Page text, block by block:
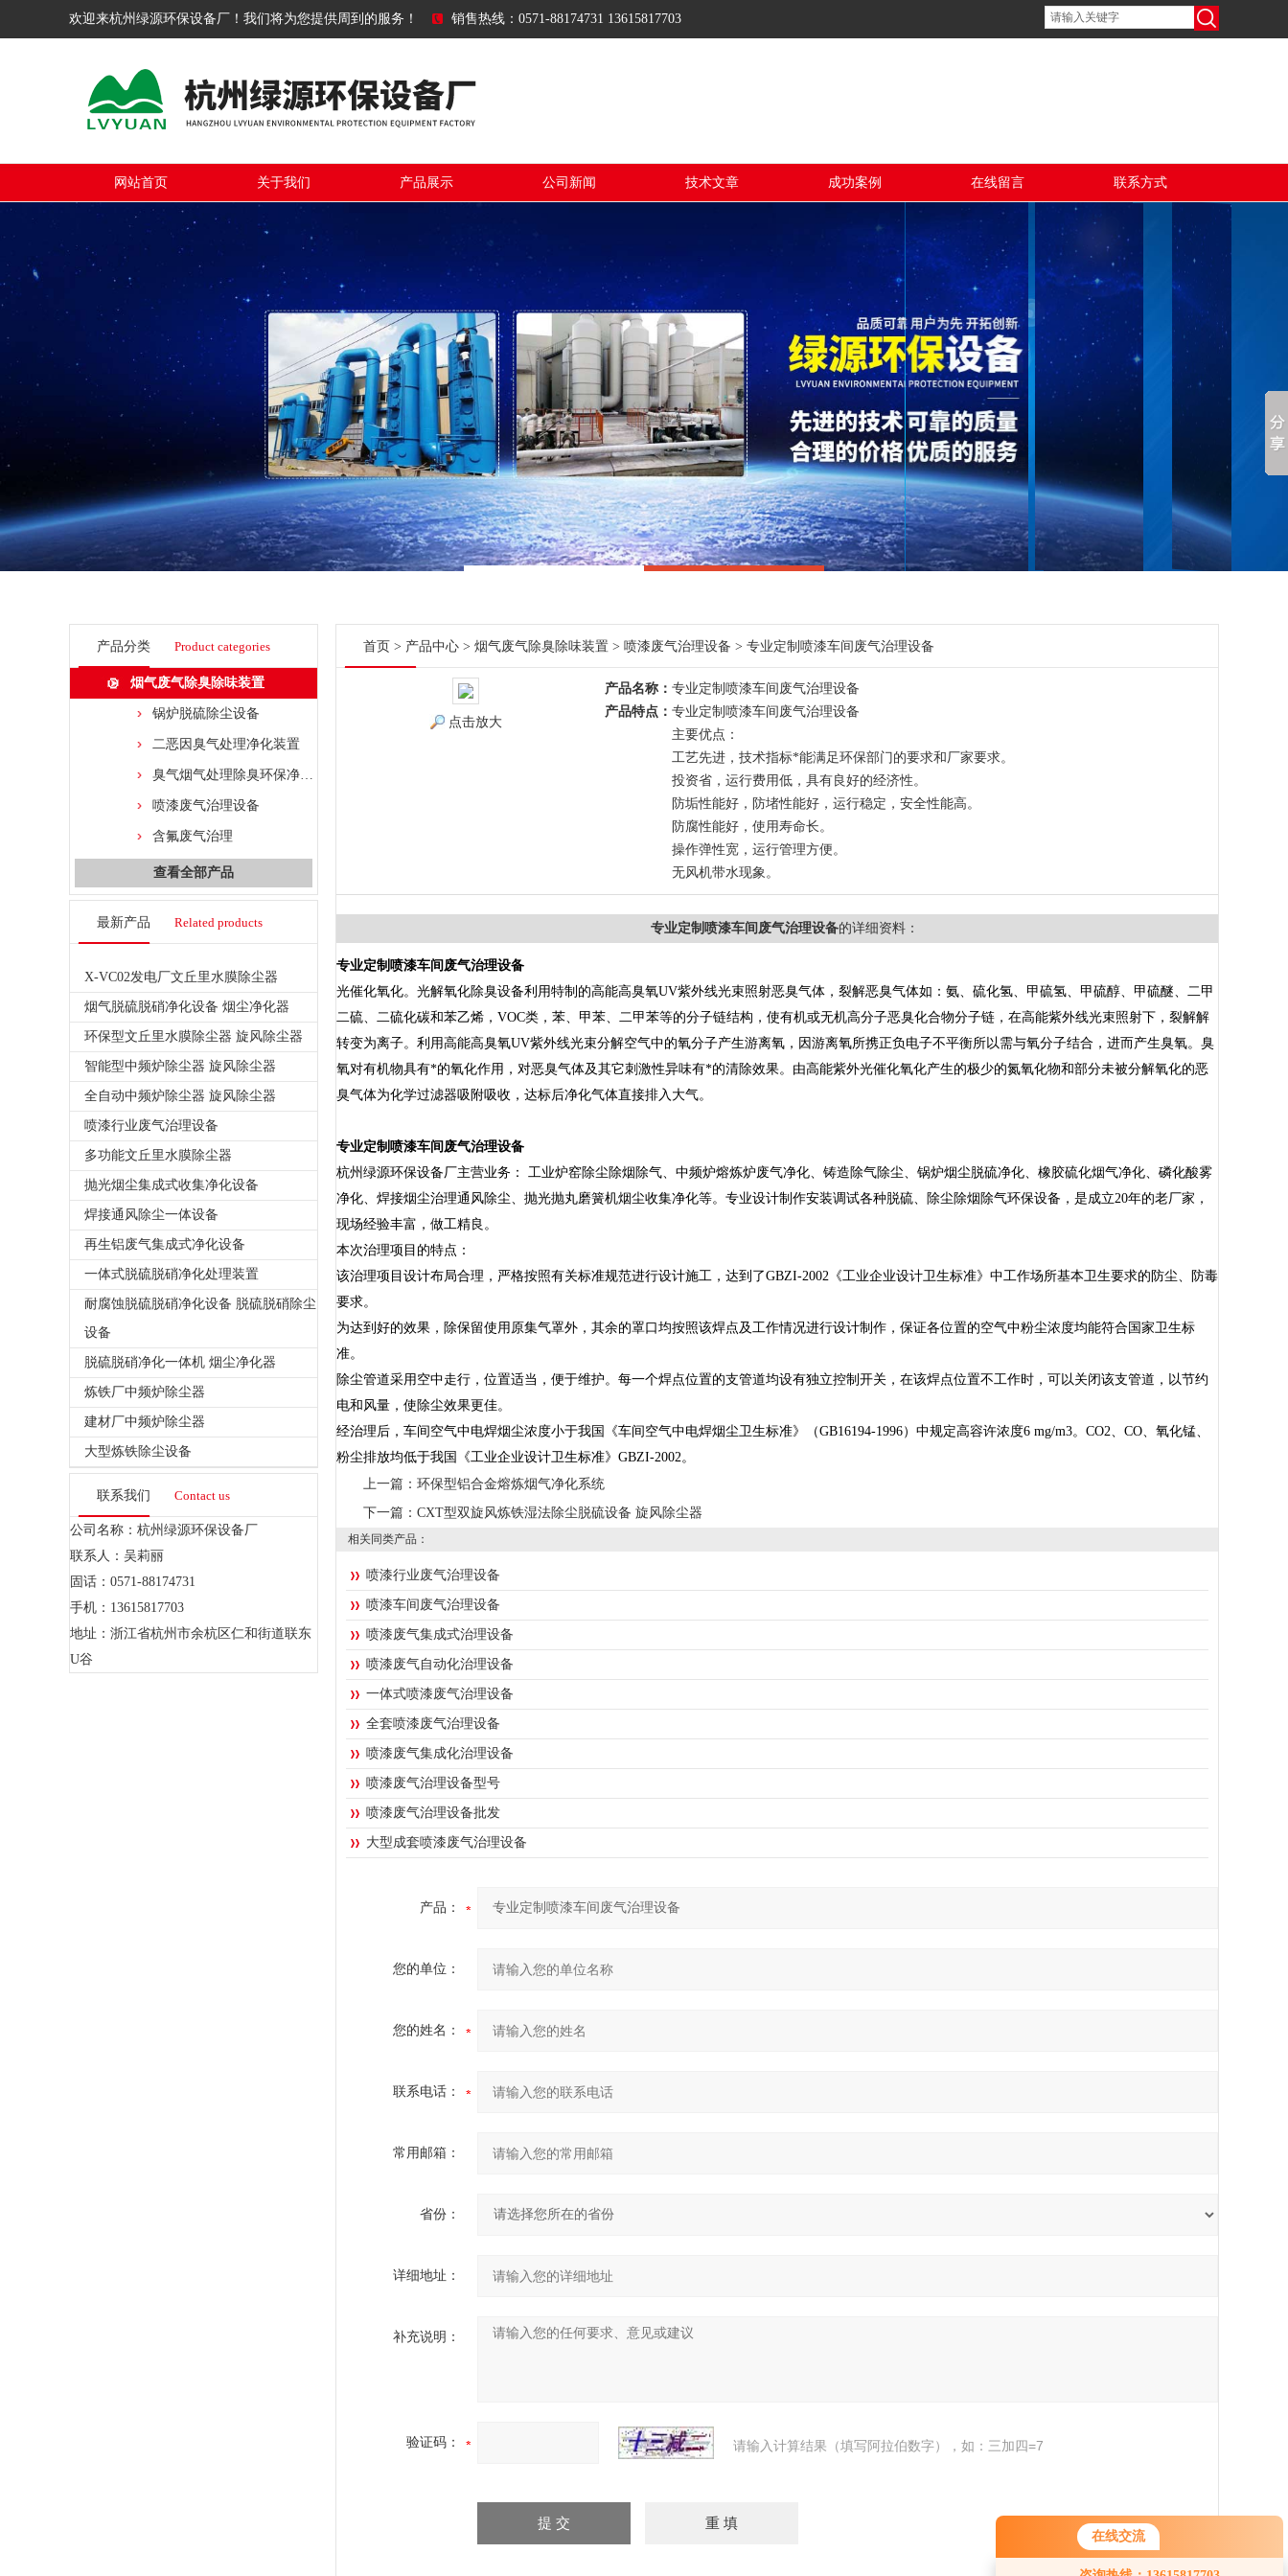
在线交流
您好！欢迎前来咨询，很高兴为您
欢迎来杭州绿源环保设备厂！我们将为您提供周到的服务！ 销售热线：0571-88174731 13615817703
网站首页 关于我们 产品展示 公司新闻 技术文章 成功案例 在线留言 联系方式
产品分类 Product categories
烟气废气除臭除味装置
锅炉脱硫除尘设备
二恶因臭气处理净化装置
臭气烟气处理除臭环保净化装置
喷漆废气治理设备
含氟废气治理
查看全部产品
最新产品 Related products
X-VC02发电厂文丘里水膜除尘器
烟气脱硫脱硝净化设备 烟尘净化器
环保型文丘里水膜除尘器 旋风除尘器
智能型中频炉除尘器 旋风除尘器
全自动中频炉除尘器 旋风除尘器
喷漆行业废气治理设备
多功能文丘里水膜除尘器
抛光烟尘集成式收集净化设备
焊接通风除尘一体设备
再生铝废气集成式净化设备
一体式脱硫脱硝净化处理装置
耐腐蚀脱硫脱硝净化设备 脱硫脱硝除尘
设备
脱硫脱硝净化一体机 烟尘净化器
炼铁厂中频炉除尘器
建材厂中频炉除尘器
大型炼铁除尘设备
联系我们 Contact us
公司名称：杭州绿源环保设备厂
联系人：吴莉丽
固话：0571-88174731
手机：13615817703
地址：浙江省杭州市余杭区仁和街道联东
U谷
首页 > 产品中心 > 烟气废气除臭除味装置 > 喷漆废气治理设备 > 专业定制喷漆车间废气治理设备
点击放大
产品名称： 专业定制喷漆车间废气治理设备
产品特点： 专业定制喷漆车间废气治理设备
主要优点：
工艺先进，技术指标*能满足环保部门的要求和厂家要求。
投资省，运行费用低，具有良好的经济性。
防垢性能好，防堵性能好，运行稳定，安全性能高。
防腐性能好，使用寿命长。
操作弹性宽，运行管理方便。
无风机带水现象。
专业定制喷漆车间废气治理设备的详细资料：
专业定制喷漆车间废气治理设备
光催化氧化。光解氧化除臭设备利用特制的高能高臭氧UV紫外线光束照射恶臭气体，裂解恶臭气体如：氨、硫化氢、甲硫氢、甲硫醇、甲硫醚、二甲
二硫、二硫化碳和苯乙烯，VOC类，苯、甲苯、二甲苯等的分子链结构，使有机或无机高分子恶臭化合物分子链，在高能紫外线光束照射下，裂解解
转变为离子。利用高能高臭氧UV紫外线光束分解空气中的氧分子产生游离氧，因游离氧所携正负电子不平衡所以需与氧分子结合，进而产生臭氧。臭
氧对有机物具有*的氧化作用，对恶臭气体及其它刺激性异味有*的清除效果。由高能紫外光催化氧化产生的极少的氮氧化物和部分未被分解氧化的恶
臭气体为化学过滤器吸附吸收，达标后净化气体直接排入大气。
专业定制喷漆车间废气治理设备
杭州绿源环保设备厂主营业务： 工业炉窑除尘除烟除气、中频炉熔炼炉废气净化、铸造除气除尘、锅炉烟尘脱硫净化、橡胶硫化烟气净化、磷化酸雾
净化、焊接烟尘治理通风除尘、抛光抛丸磨簧机烟尘收集净化等。专业设计制作安装调试各种脱硫、除尘除烟除气环保设备，是成立20年的老厂家，
现场经验丰富，做工精良。
本次治理项目的特点：
该治理项目设计布局合理，严格按照有关标准规范进行设计施工，达到了GBZI-2002《工业企业设计卫生标准》中工作场所基本卫生要求的防尘、防毒
要求。
为达到好的效果，除保留使用原集气罩外，其余的罩口均按照该焊点及工作情况进行设计制作，保证各位置的空气中粉尘浓度均能符合国家卫生标
准。
除尘管道采用空中走行，位置适当，便于维护。每一个焊点位置的支管道均设有独立控制开关，在该焊点位置不工作时，可以关闭该支管道，以节约
电和风量，使除尘效果更佳。
经治理后，车间空气中电焊烟尘浓度小于我国《车间空气中电焊烟尘卫生标准》（GB16194-1996）中规定高容许浓度6 mg/m3。CO2、CO、氧化锰、
粉尘排放均低于我国《工业企业设计卫生标准》GBZI-2002。
上一篇： 环保型铝合金熔炼烟气净化系统
下一篇： CXT型双旋风炼铁湿法除尘脱硫设备 旋风除尘器
相关同类产品：
喷漆行业废气治理设备
喷漆车间废气治理设备
喷漆废气集成式治理设备
喷漆废气自动化治理设备
一体式喷漆废气治理设备
全套喷漆废气治理设备
喷漆废气集成化治理设备
喷漆废气治理设备型号
喷漆废气治理设备批发
大型成套喷漆废气治理设备
产品：
您的单位：
您的姓名：
联系电话：
常用邮箱：
省份：
详细地址：
补充说明：
验证码： 请输入计算结果（填写阿拉伯数字），如：三加四=7